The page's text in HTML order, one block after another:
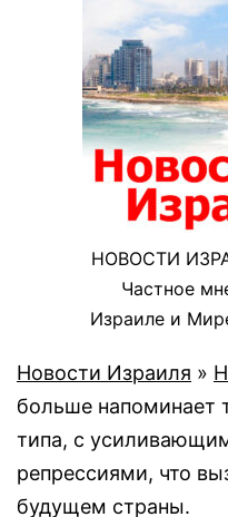
НОВОСТИ
Частное
Израиле и
Новости Израиля »
больше напоминает
типа, с
репрессиями, что
будущем страны.